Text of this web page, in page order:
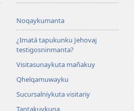
Noqaykumanta
¿Imatá tapukunku Jehovaj
testigosninmanta?
Visitasunaykuta mañakuy
Qhelqamuwayku
Sucursalniykuta visitariy
Tantakuykuna